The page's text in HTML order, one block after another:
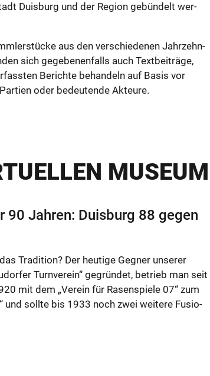
Duis­burg und der Re­gi­on ge­bün­delt wer­
aus den ver­schie­de­nen Jahr­zehn­
sich ge­ge­be­nen­falls auch Text­bei­trä­ge,
Be­rich­te be­han­deln auf Basis vor
oder be­deu­ten­de Ak­teu­re.
MU­SE­UM
90 Jah­ren: Duis­burg 88 gegen
Tra­di­ti­on? Der heu­ti­ge Geg­ner un­se­rer
Turn­ver­ein“ ge­grün­det, be­trieb man seit
mit dem „Ve­rein für Ra­sen­spie­le 07“ zum
und soll­te bis 1933 noch zwei wei­te­re Fu­sio­